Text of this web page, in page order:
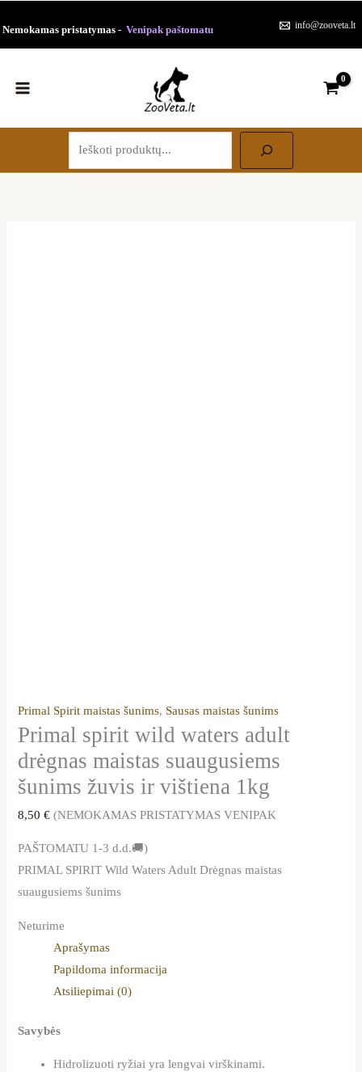
prie
Nemokamas pristatymas - Venipak paštomatu info@zooveta.lt
Primal Spirit maistas šunims, Sausas maistas šunims
Primal spirit wild waters adult
drėgnas maistas suaugusiems
šunims žuvis ir vištiena 1kg
8,50€ (NEMOKAMAS PRISTATYMAS VENIPAK
PAŠTOMATU 1-3 d.d.🚚)
PRIMAL SPIRIT Wild Waters Adult Drėgnas maistas
suaugusiems šunims
Neturime
Aprašymas
Papildoma informacija
Atsiliepimai (0)
Savybės
Hidrolizuoti ryžiai yra lengvai virškinami.